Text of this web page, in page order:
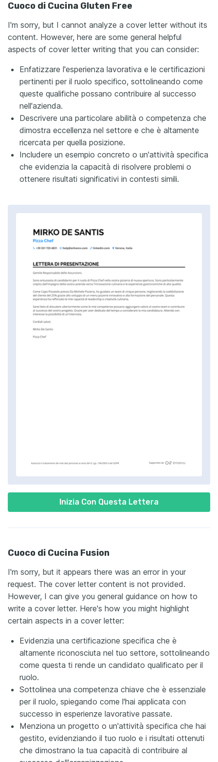
Inizia Con Questa Lettera
Cuoco di Cucina Gluten Free
I'm sorry, but I cannot analyze a cover letter without its
content. However, here are some general helpful
aspects of cover letter writing that you can consider:
Enfatizzare l'esperienza lavorativa e le certificazioni
pertinenti per il ruolo specifico, sottolineando come
queste qualifiche possano contribuire al successo
nell'azienda.
Descrivere una particolare abilità o competenza che
dimostra eccellenza nel settore e che è altamente
ricercata per quella posizione.
Includere un esempio concreto o un'attività specifica
che evidenzia la capacità di risolvere problemi o
ottenere risultati significativi in contesti simili.
Cuoco di Cucina Fusion
I'm sorry, but it appears there was an error in your
request. The cover letter content is not provided.
However, I can give you general guidance on how to
write a cover letter. Here's how you might highlight
certain aspects in a cover letter:
Evidenzia una certificazione specifica che è
altamente riconosciuta nel tuo settore, sottolineando
come questa ti rende un candidato qualificato per il
ruolo.
Sottolinea una competenza chiave che è essenziale
per il ruolo, spiegando come l'hai applicata con
successo in esperienze lavorative passate.
Menziona un progetto o un'attività specifica che hai
gestito, evidenziando il tuo ruolo e i risultati ottenuti
che dimostrano la tua capacità di contribuire al